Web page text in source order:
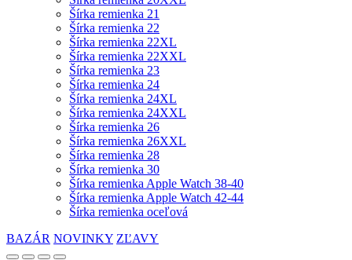
Šírka remienka 21
Šírka remienka 22
Šírka remienka 22XL
Šírka remienka 22XXL
Šírka remienka 23
Šírka remienka 24
Šírka remienka 24XL
Šírka remienka 24XXL
Šírka remienka 26
Šírka remienka 26XXL
Šírka remienka 28
Šírka remienka 30
Šírka remienka Apple Watch 38-40
Šírka remienka Apple Watch 42-44
Šírka remienka oceľová
BAZÁR NOVINKY ZĽAVY